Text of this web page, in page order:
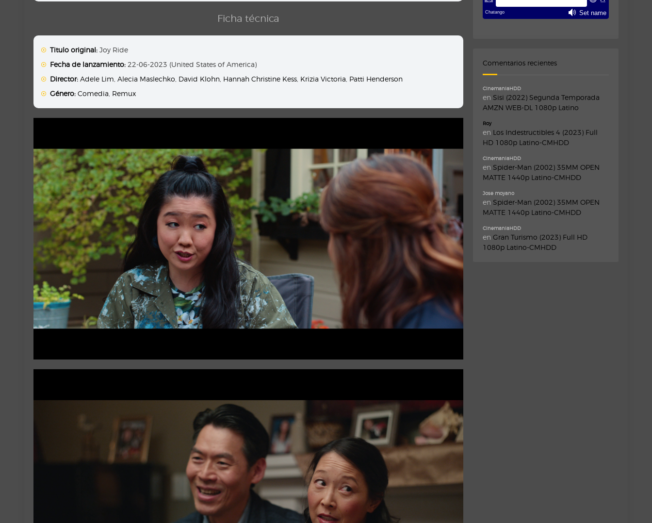
Ficha técnica
Titulo original: Joy Ride
Fecha de lanzamiento: 22-06-2023 (United States of America)
Director: Adele Lim ,Alecia Maslechko David Klohn Hannah Christine Kess Krizia Victoria Patti Henderson
Género: Comedia Remux
Comentarios recientes
CinemaniaHDD
en Sisi (2022) Segunda Temporada
AMZN WEB-DL 1080p Latino
Roy
en Los Indestructibles 4 (2023) Full
HD 1080p Latino-CMHDD
CinemaniaHDD
en Spider-Man (2002) 35MM OPEN
MATTE 1440p Latino-CMHDD
Jose moyano
en Spider-Man (2002) 35MM OPEN
MATTE 1440p Latino-CMHDD
CinemaniaHDD
en Gran Turismo (2023) Full HD
1080p Latino-CMHDD